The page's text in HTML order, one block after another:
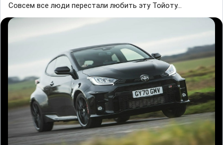
Совсем все люди перестали любить эту Тойоту...